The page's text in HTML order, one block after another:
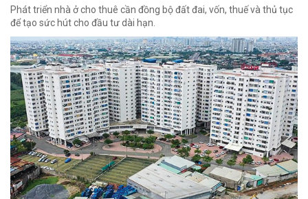
Phát triển nhà ở cho thuê cần đồng bộ đất đai, vốn, thuế và thủ tục
để tạo sức hút cho đầu tư dài hạn.